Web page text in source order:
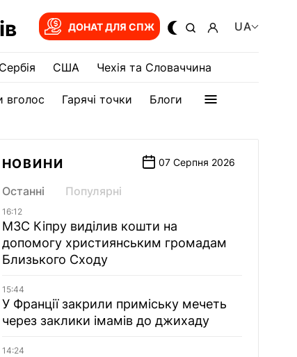
ДОНАТ ДЛЯ СПЖ UA
Сербія США Чехія та Словаччина
вголос Гарячі точки Блоги
НОВИНИ 07 Серпня 2026
Останні Популярні
16:12
МЗС Кіпру виділив кошти на
допомогу християнським громадам
Близького Сходу
15:44
У Франції закрили приміську мечеть
через заклики імамів до джихаду
14:24